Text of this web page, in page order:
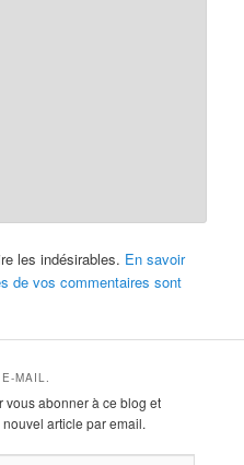
les indésirables. En savoir
de vos commentaires sont
MAIL.
vous abonner à ce blog et
article par email.